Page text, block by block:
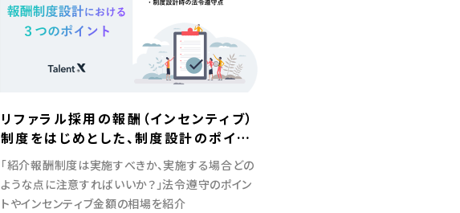
リファラル採用の報酬（インセンティブ）
制度をはじめとした、制度設計のポイン
ト
「紹介報酬制度は実施すべきか、実施する場合どの
ような点に注意すればいいか？」法令遵守のポイン
トやインセンティブ金額の相場を紹介